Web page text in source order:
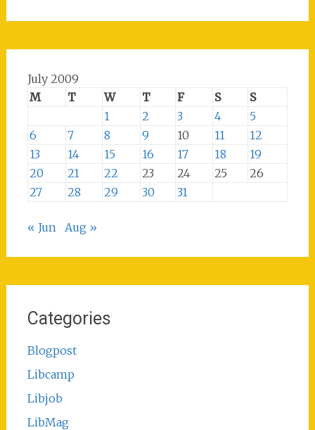
July 2009
M
T W T F S
S
1
2 3 4
5
6
7 8 9 10 11
12
13
14 15 16 17 18
19
20
21 22 23 24 25
26
27
28 29 30 31
« Jun Aug »
Categories
Blogpost
Libcamp
Libjob
LibMag